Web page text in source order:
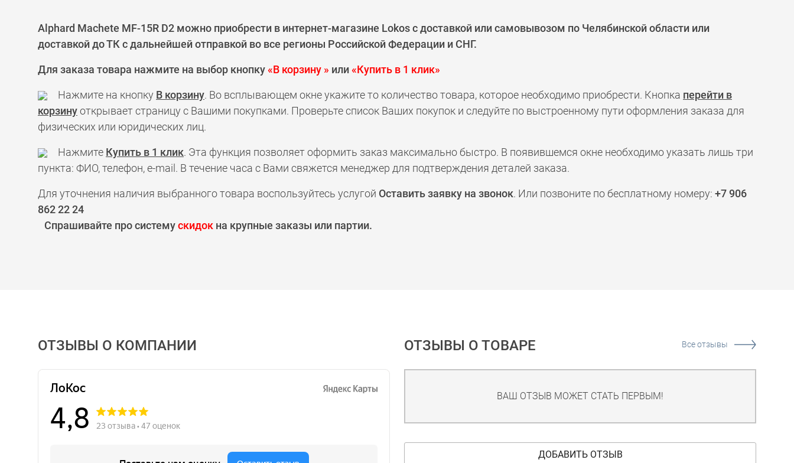
Alphard Machete MF-15R D2 можно приобрести в интернет-магазине Lokos с доставкой или самовывозом по Челябинской области или
доставкой до ТК с дальнейшей отправкой во все регионы Российской Федерации и СНГ.
Для заказа товара нажмите на выбор кнопку«В корзину » или«Купить в 1 клик»
Нажмите на кнопку В корзину. Во всплывающем окне укажите то количество товара, которое необходимо приобрести. Кнопка перейти в
корзинуоткрывает страницу с Вашими покупками. Проверьте список Ваших покупок и следуйте по выстроенному пути оформления заказа для
физических или юридических лиц.
Нажмите Купить в 1 клик. Эта функция позволяет оформить заказ максимально быстро. В появившемся окне необходимо указать лишь три
пункта: ФИО, телефон, e-mail. В течение часа с Вами свяжется менеджер для подтверждения деталей заказа.
Для уточнения наличия выбранного товара воспользуйтесь услугой Оставить заявку на звонок. Или позвоните по бесплатному номеру: +7 906
862 22 24
Спрашивайте про системускидок на крупные заказы или партии.
ОТЗЫВЫ О КОМПАНИИ ОТЗЫВЫ О ТОВАРЕ Все отзывы
ВАШ ОТЗЫВ МОЖЕТ СТАТЬ ПЕРВЫМ!
ДОБАВИТЬ ОТЗЫВ